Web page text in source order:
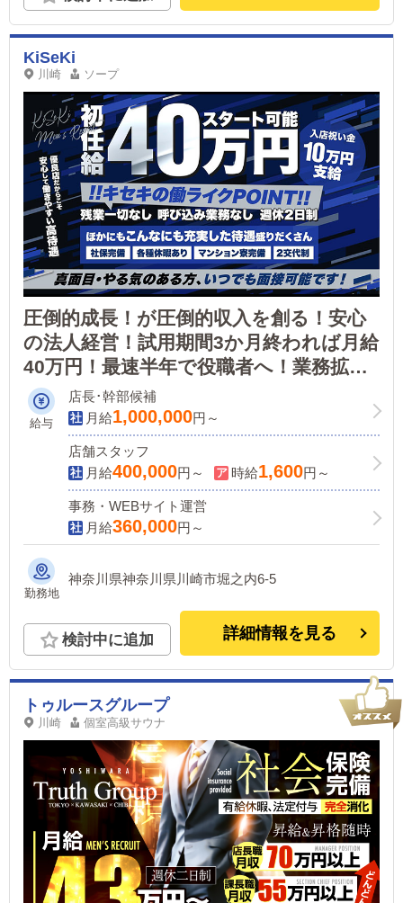
KiSeKi
川崎 ソープ
圧倒的成長！が圧倒的収入を創る！安心
の法人経営！試用期間3か月終われば月給
40万円！最速半年で役職者へ！業務拡大
予定あり！売上は年々上昇中！某サイト
のランキング上位店★
給与
店長･幹部候補
月給1,000,000円～
店舗スタッフ
月給400,000円～ 時給1,600円～
事務・WEBサイト運営
月給360,000円～
勤務地
神奈川県神奈川県川崎市堀之内6-5
検討中に追加 詳細情報を見る
トゥルースグループ
川崎 個室高級サウナ